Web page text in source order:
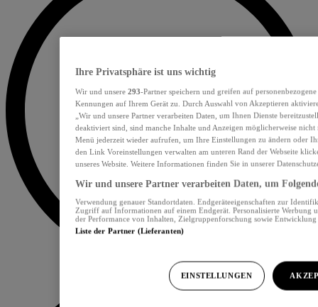
Ihre Privatsphäre ist uns wichtig
Wir und unsere 293-Partner speichern und greifen auf
Kennungen auf Ihrem Gerät zu. Durch Auswahl von Akzeptieren
„Wir und unsere Partner verarbeiten Daten, um Ihnen Dienste
deaktiviert sind, sind manche Inhalte und Anzeigen möglicherweise nicht
Menü jederzeit wieder aufrufen, um Ihre Einstellungen zu ändern oder
den Link Voreinstellungen verwalten am unteren Rand der Webseite
unseres Website. Weitere Informationen finden Sie in unserer
Wir und unsere Partner verarbeiten Daten, um
Verwendung genauer Standortdaten. Endgeräteeigenschaften zur
Zugriff auf Informationen auf einem Endgerät. Personalisierte Werbung
der Performance von Inhalten, Zielgruppenforschung sowie
Liste der Partner (Lieferanten)
EINSTELLUNGEN